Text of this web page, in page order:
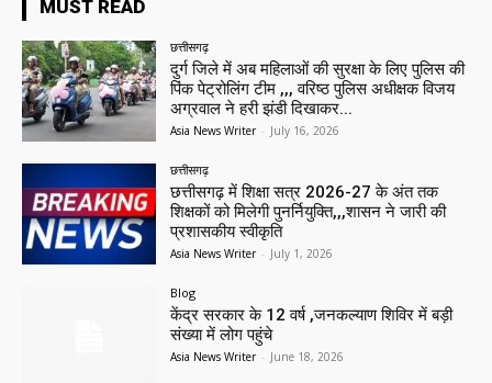
MUST READ
छत्तीसगढ़
दुर्ग जिले में अब महिलाओं की सुरक्षा के लिए पुलिस की
पिंक पेट्रोलिंग टीम ,,, वरिष्ठ पुलिस अधीक्षक विजय
अग्रवाल ने हरी झंडी दिखाकर...
Asia News Writer - July 16, 2026
छत्तीसगढ़
छत्तीसगढ़ में शिक्षा सत्र 2026-27 के अंत तक
शिक्षकों को मिलेगी पुनर्नियुक्ति,,,शासन ने जारी की
प्रशासकीय स्वीकृति
Asia News Writer - July 1, 2026
Blog
केंद्र सरकार के 12 वर्ष ,जनकल्याण शिविर में बड़ी
संख्या में लोग पहुंचे
Asia News Writer - June 18, 2026